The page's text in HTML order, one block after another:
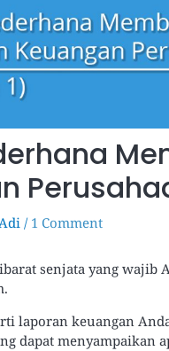
/ 1 Comment
senjata yang wajib
laporan keuangan
dapat menyampaikan